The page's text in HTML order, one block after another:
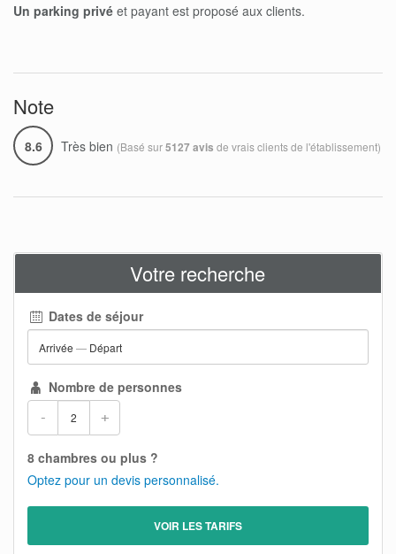
Un parking privé et payant est proposé aux clients.
Note
8.6 Très bien (Basé sur5127 avis de vrais clients de l'établissement)
Votre recherche
Dates de séjour
Arrivée — Départ
Nombre de personnes
- +
8 chambres ou plus ?
Optez pour un devis personnalisé.
VOIR LES TARIFS